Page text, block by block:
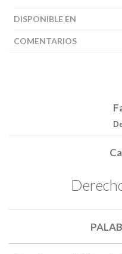
DISPONIBLE EN
COMENTARIOS